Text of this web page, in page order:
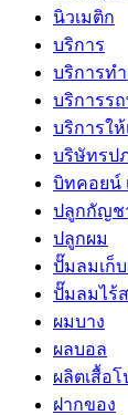
นิวเมติก
บริการ
บริการท
บริการร
บริการให้
บริษัทรป
บิทคอยน์
ปลูกกัญช
ปลูกผม
ปั๊มลมเก็บ
ปั๊มลมไร้
ผมบาง
ผลบอล
ผลิตเสื้อโ
ฝากของ